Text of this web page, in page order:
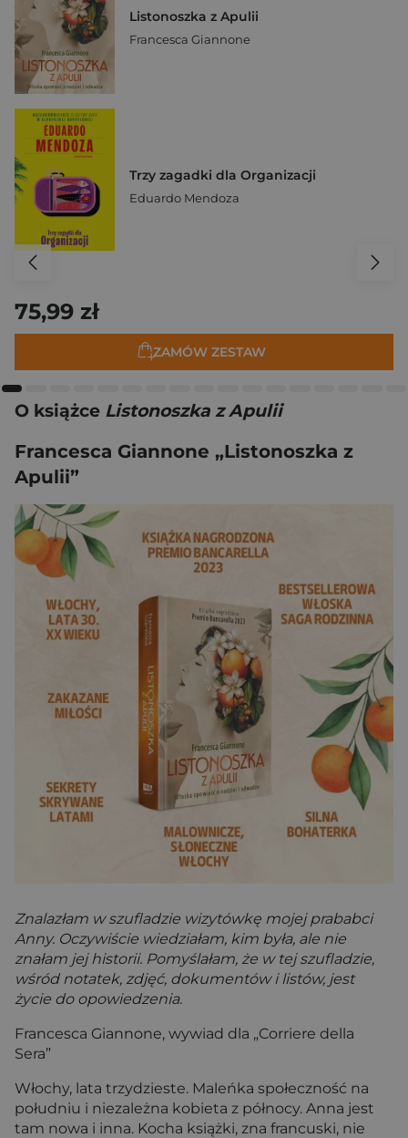
Listonoszka z Apulii
Francesca Giannone
Trzy zagadki dla Organizacji
Eduardo Mendoza
75,99 zł
ZAMÓW ZESTAW
O książce Listonoszka z Apulii
Francesca Giannone „Listonoszka z
Apulii”
Znalazłam w szufladzie wizytówkę mojej prababci
Anny. Oczywiście wiedziałam, kim była, ale nie
znałam jej historii. Pomyślałam, że w tej szufladzie,
wśród notatek, zdjęć, dokumentów i listów, jest
życie do opowiedzenia.
Francesca Giannone, wywiad dla „Corriere della
Sera”
Włochy, lata trzydzieste. Maleńka społeczność na
południu i niezależna kobieta z północy. Anna jest
tam nowa i inna. Kocha książki, zna francuski, nie